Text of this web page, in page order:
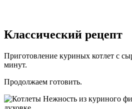
Классический рецепт
Приготовление куриных котлет с
минут.
Продолжаем готовить.